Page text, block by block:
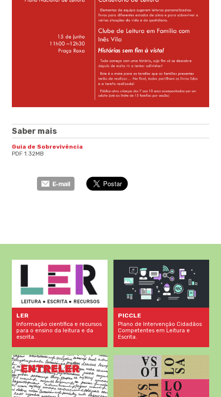
Saber mais
Guia de Sobrevivência
PDF 1.32MB
LER
Informação científica e recursos
para o ensino da leitura e da
escrita.
PICCLE
Plano de Intervenção Cidadãos
Competentes em Leitura e
Escrita.